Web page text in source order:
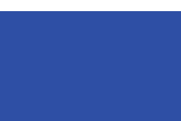
hơi, dầu, khí, hóa chất.